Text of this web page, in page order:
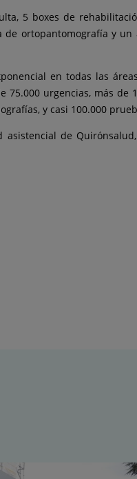
5 boxes de
ortopantomografía y
en todas las
urgencias, más
y casi 100.000
de